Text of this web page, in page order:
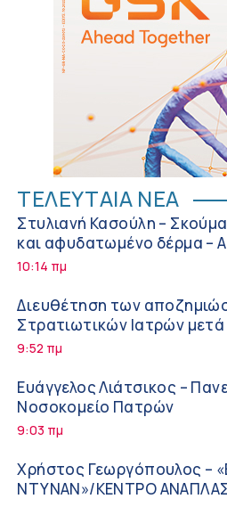
ΤΕΛΕΥΤΑΙΑ ΝΕΑ
Στυλιανή Κασούλη –
και αφυδατωμένο δέρμα –
αντιμετώπιση
10:14 πμ
Διευθέτηση των
Στρατιωτικών Ιατρών
ΙΣΑ
9:52 πμ
Ευάγγελος Λιάτσικος –
Νοσοκομείο Πατρών
9:03 πμ
Χρήστος Γεωργόπουλος –
ΝΤΥΝΑΝ»/ΚΕΝΤΡΟ